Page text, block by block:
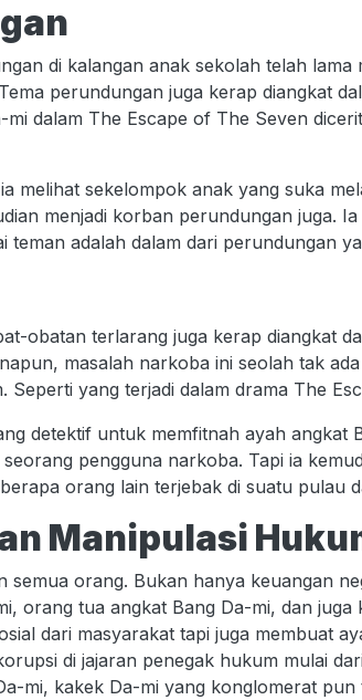
di kalangan anak sekolah telah lama
perundungan juga kerap diangkat
dalam The Escape of The Seven
melihat sekelompok anak yang suka
menjadi korban perundungan juga.
teman adalah dalam dari perundungan
obatan terlarang juga kerap diangkat
masalah narkoba ini seolah tak
Seperti yang terjadi dalam drama The
detektif untuk memfitnah ayah angkat
pengguna narkoba. Tapi ia
orang lain terjebak di suatu pulau
Manipulasi
semua orang. Bukan hanya keuangan
orang tua angkat Bang Da-mi, dan
dari masyarakat tapi juga membuat
di jajaran penegak hukum mulai
mi, kakek Da-mi yang konglomerat